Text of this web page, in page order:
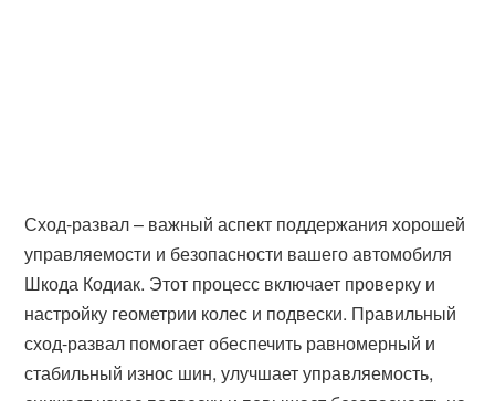
Сход-развал – важный аспект поддержания хорошей
управляемости и безопасности вашего автомобиля
Шкода Кодиак. Этот процесс включает проверку и
настройку геометрии колес и подвески. Правильный
сход-развал помогает обеспечить равномерный и
стабильный износ шин, улучшает управляемость,